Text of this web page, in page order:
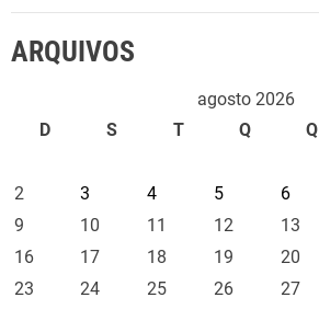
a
l
ARQUIVOS
agosto 2026
D
S T Q Q
2
3 4 5 6
9
10 11 12 13
16
17 18 19 20
23
24 25 26 27